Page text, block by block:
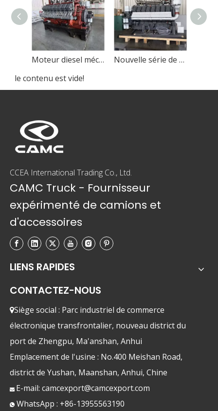
Moteur diesel mécanique haute puissance CAMC
Nouvelle série de moteurs diesel marins de CAMC
le contenu est vide!
CCEA International Trading Co., Ltd.
CAMC Truck - Fournisseur
expérimenté de camions et
d'accessoires
LIENS RAPIDES
CONTACTEZ-NOUS
Siège social : Parc industriel de commerce
électronique transfrontalier, nouveau district du
port de Zhengpu, Ma'anshan, Anhui
Emplacement de l'usine : No.400 Meishan Road,
district de Yushan, Maanshan, Anhui, Chine
 E-mail: camcexport@camcexport.com
 WhatsApp : +86-13955563190